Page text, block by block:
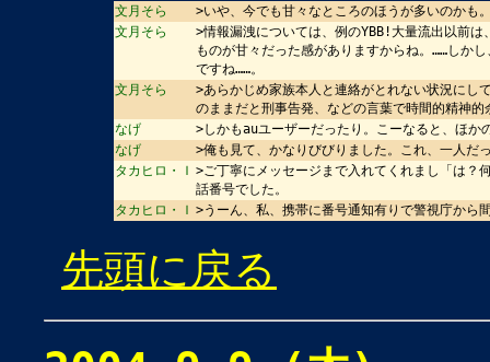
文月そら
>いや、今でも甘々なところのほうが多いのかも
文月そら
>情報漏洩については、例のYBB!大量流出以前
ものが甘々だった感がありますからね。……しか
ですね……。
文月そら
>あらかじめ家族本人と連絡がとれない状況にし
のままだと刑事告発、などの言葉で時間的精神
なげ
>しかもauユーザーだったり。こーなると、ほか
なげ
>俺も見て、かなりびびりました。これ、一人だ
タカヒロ・Ｉ >ご丁寧にメッセージまで入れてくれまし「は？
話番号でした。
タカヒロ・Ｉ >うーん、私、携帯に番号通知有りで警視庁から
先頭に戻る